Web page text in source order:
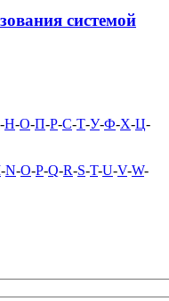
системой
-Н-О-П-Р-С-Т-У-Ф-Х-Ц-
-N-O-P-Q-R-S-T-U-V-W-